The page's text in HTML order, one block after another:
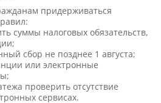
придерживаться
суммы налоговых обязательств,
сбор не позднее 1 августа;
или электронные
проверить отсутствие
сервисах.